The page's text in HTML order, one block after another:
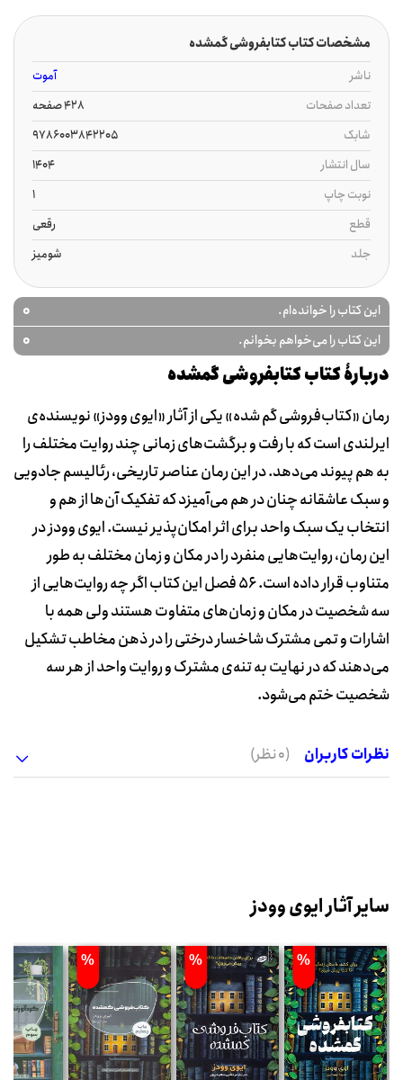
مشخصات کتاب کتابفروشی گمشده
ناشر
آموت
تعداد صفحات
428 صفحه
شابک
9786003842205
سال انتشار
1404
نوبت چاپ
1
قطع
رقعی
جلد
شومیز
این کتاب را خوانده‌ام. 0
این کتاب را می‌خواهم بخوانم. 0
دربارۀ کتاب کتابفروشی گمشده
رمان «کتاب‌فروشی گم شده» یکی از آثار «ایوی وودز» نویسنده‌ی
ایرلندی است که با رفت و برگشت‌های زمانی چند روایت مختلف را
به هم پیوند می‌دهد. در این رمان عناصر تاریخی، رئالیسم جادویی
و سبک عاشقانه چنان در هم می‌آمیزد که تفکیک آن‌ها از هم و
انتخاب یک سبک واحد برای اثر امکان‌پذیر نیست. ایوی وودز در
این رمان، روایت‌هایی منفرد را در مکان و زمان مختلف به طور
متناوب قرار داده است. 56 فصل این کتاب اگر چه روایت‌هایی از
سه شخصیت در مکان و زمان‌های متفاوت هستند ولی همه با
اشارات و تمی مشترک شاخسار درختی را در ذهن مخاطب تشکیل
می‌دهند که در نهایت به تنه‌ی مشترک و روایت واحد از هر سه
شخصیت ختم می‌شود.
نظرات کاربران (0 نظر)
سایر آثار ایوی وودز
%
%
%